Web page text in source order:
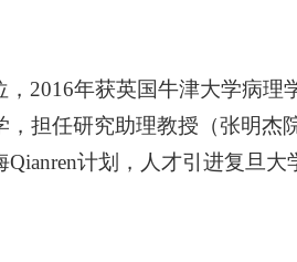
2016年获英国牛津大学病理
，担任研究助理教授（张明
Qianren计划，人才引进复旦